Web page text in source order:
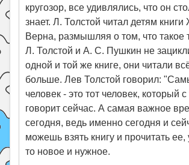
кругозор, все удивлялись, что он
знает. Л. Толстой читал детям
Верна, размышляя о том, что такое
Л. Толстой и А. С. Пушкин не
одной и той же книге, они читали
больше. Лев Толстой говорил:
человек - это тот человек, который с
говорит сейчас. А самая важное
сегодня, ведь именно сегодня и
можешь взять книгу и прочитать ее,
то новое и нужное.